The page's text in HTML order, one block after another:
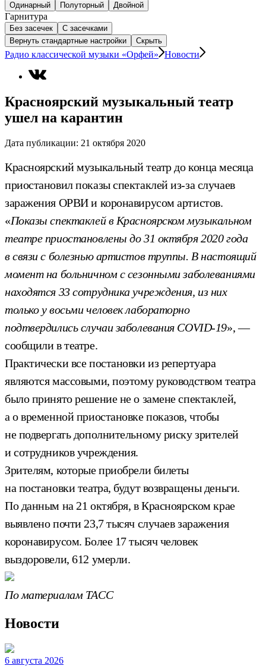
Одинарный Полуторный Двойной
Гарнитура
Без засечек
С засечками
Вернуть стандартные настройки
Скрыть
Радио классической музыки «Орфей» Новости
Красноярский музыкальный театр
ушел на карантин
Дата публикации: 21 октября 2020
Красноярский музыкальный театр до конца месяца
приостановил показы спектаклей из-за случаев
заражения ОРВИ и коронавирусом артистов.
«Показы спектаклей в Красноярском музыкальном
театре приостановлены до 31 октября 2020 года
в связи с болезнью артистов труппы. В настоящий
момент на больничном с сезонными заболеваниями
находятся 33 сотрудника учреждения, из них
только у восьми человек лабораторно
подтвердились случаи заболевания COVID-19», —
сообщили в театре.
Практически все постановки из репертуара
являются массовыми, поэтому руководством театра
было принято решение не о замене спектаклей,
а о временной приостановке показов, чтобы
не подвергать дополнительному риску зрителей
и сотрудников учреждения.
Зрителям, которые приобрели билеты
на постановки театра, будут возвращены деньги.
По данным на 21 октября, в Красноярском крае
выявлено почти 23,7 тысяч случаев заражения
коронавирусом. Более 17 тысяч человек
выздоровели, 612 умерли.
По материалам ТАСС
Новости
6 августа 2026